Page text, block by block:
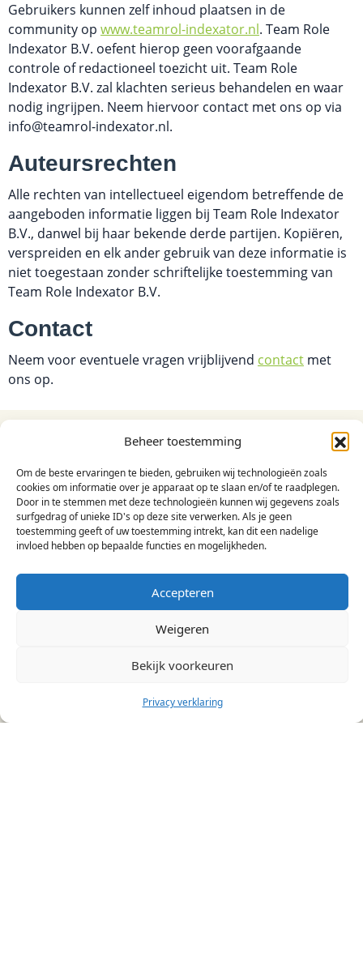
Beheer toestemming
Om de beste ervaringen te bieden, gebruiken wij technologieën zoals
cookies om informatie over je apparaat op te slaan en/of te raadplegen.
Door in te stemmen met deze technologieën kunnen wij gegevens zoals
surfgedrag of unieke ID's op deze site verwerken. Als je geen
toestemming geeft of uw toestemming intrekt, kan dit een nadelige
invloed hebben op bepaalde functies en mogelijkheden.
Accepteren
Weigeren
Bekijk voorkeuren
Privacy verklaring
Gebruikers kunnen zelf inhoud plaatsen in de
community op www.teamrol-indexator.nl. Team Role
Indexator B.V. oefent hierop geen voorafgaande
controle of redactioneel toezicht uit. Team Role
Indexator B.V. zal klachten serieus behandelen en waar
nodig ingrijpen. Neem hiervoor contact met ons op via
info@teamrol-indexator.nl.
Auteursrechten
Alle rechten van intellectueel eigendom betreffende de
aangeboden informatie liggen bij Team Role Indexator
B.V., danwel bij haar bekende derde partijen. Kopiëren,
verspreiden en elk ander gebruik van deze informatie is
niet toegestaan zonder schriftelijke toestemming van
Team Role Indexator B.V.
Contact
Neem voor eventuele vragen vrijblijvend contact met
ons op.
Teamrol-Indexator helpt teams en professionals
om efficiënter resultaten te behalen door
duurzame samenwerking te creëren. Hierbij ligt de
Team Role Indexator B.V.